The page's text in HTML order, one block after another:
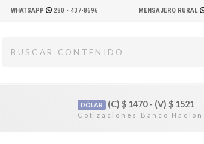
WHATSAPP 280 - 437-8696 MENSAJERO RURAL
DÓLAR (C) $1470 - (V) $1521